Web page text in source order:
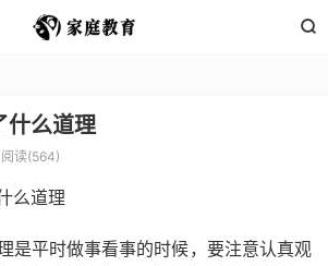

什么道理
阅读(564)
是平时做事看事的时候，要注意认真观